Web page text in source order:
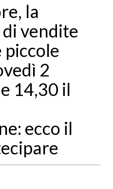
la
vendite
piccole
2
14,30 il
ecco il